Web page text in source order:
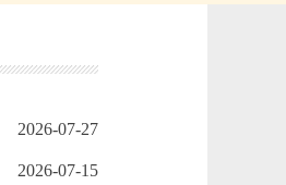
2026-07-27
2026-07-15